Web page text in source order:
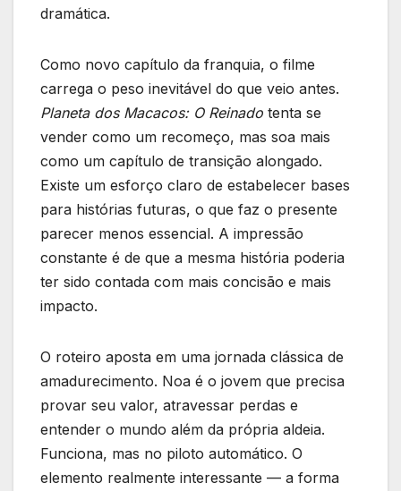
dramática.
Como novo capítulo da franquia, o filme
carrega o peso inevitável do que veio antes.
Planeta dos Macacos: O Reinado tenta se
vender como um recomeço, mas soa mais
como um capítulo de transição alongado.
Existe um esforço claro de estabelecer bases
para histórias futuras, o que faz o presente
parecer menos essencial. A impressão
constante é de que a mesma história poderia
ter sido contada com mais concisão e mais
impacto.
O roteiro aposta em uma jornada clássica de
amadurecimento. Noa é o jovem que precisa
provar seu valor, atravessar perdas e
entender o mundo além da própria aldeia.
Funciona, mas no piloto automático. O
elemento realmente interessante — a forma